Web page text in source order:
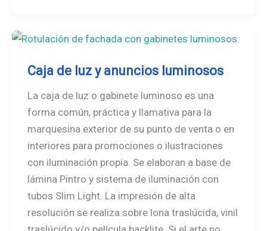
Caja de luz y anuncios luminosos
La caja de luz o gabinete luminoso es una
forma común, práctica y llamativa para la
marquesina exterior de su punto de venta o en
interiores para promociones o ilustraciones
con iluminación propia. Se elaboran a base de
lámina Pintro y sistema de iluminación con
tubos Slim Light. La impresión de alta
resolución se realiza sobre lona traslúcida, vinil